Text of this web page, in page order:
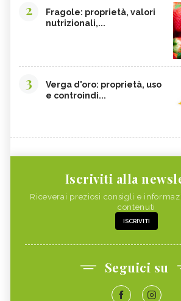
2
Fragole: proprietà, valori
nutrizionali,...
3
Verga d'oro: proprietà, uso
e controindi...
Iscriviti alla
Riceverai preziosi consigli e
contenuti
ISCRIVITI
Seguici su